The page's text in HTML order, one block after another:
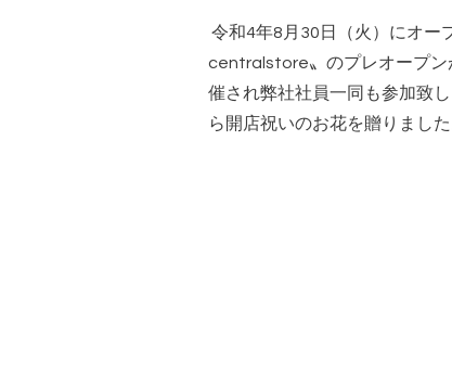
令和4年8月30日（火）にオー
centralstore〟のプレオープン
催され弊社社員一同も参加致
ら開店祝いのお花を贈りました